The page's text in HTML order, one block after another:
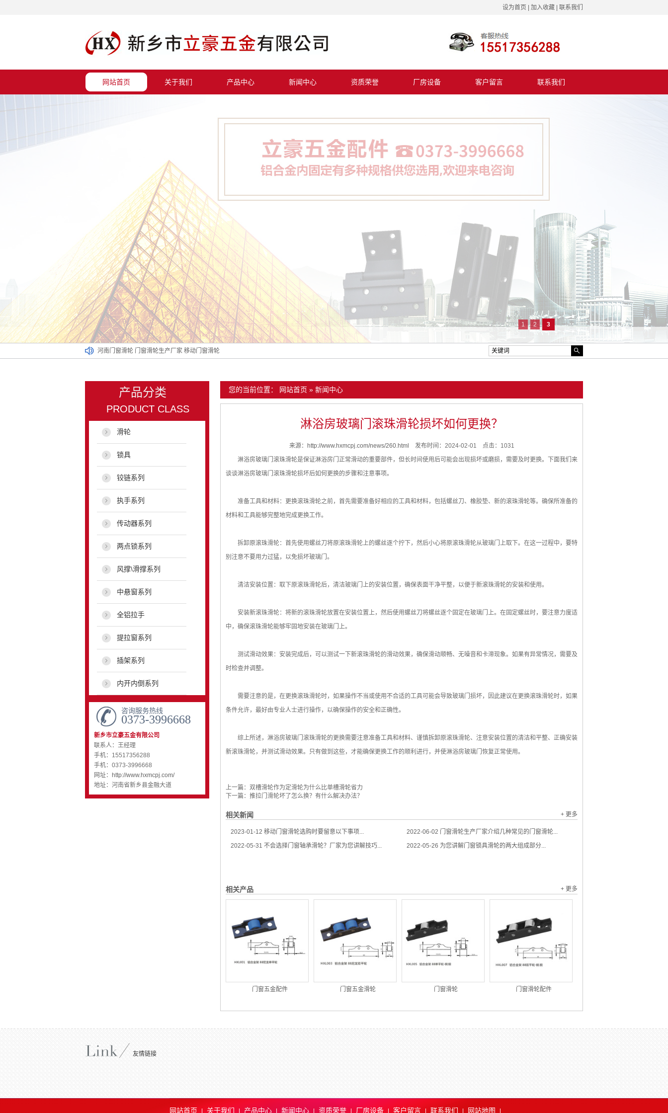
设为首页 加入收藏 联系我们
网站首页 关于我们 产品中心 新闻中心 资质荣誉 厂房设备 客户留言 联系我们
1 2 3
河南门窗滑轮 门窗滑轮生产厂家 移动门窗滑轮
您的当前位置： 网站首页 » 新闻中心
淋浴房玻璃门滚珠滑轮损坏如何更换？
来源： http://www.hxmcpj.com/news/260.html 发布时间：2024-02-01
点击：1031
淋浴房玻璃门滚珠滑轮是保证淋浴房门正常滑动的重要部件，但长时间使用后可能会出现损坏或磨损，需要及时更换。下面我们来
谈谈淋浴房玻璃门滚珠滑轮损坏后如何更换的步骤和注意事项。
准备工具和材料：更换滚珠滑轮之前，首先需要准备好相应的工具和材料，包括螺丝刀、橡胶垫、新的滚珠滑轮等。确保所准备的
材料和工具能够完整地完成更换工作。
拆卸原滚珠滑轮：首先使用螺丝刀将原滚珠滑轮上的螺丝逐个拧下，然后小心将原滚珠滑轮从玻璃门上取下。在这一过程中，要特
别注意不要用力过猛，以免损坏玻璃门。
清洁安装位置：取下原滚珠滑轮后，清洁玻璃门上的安装位置，确保表面干净平整，以便于新滚珠滑轮的安装和使用。
安装新滚珠滑轮：将新的滚珠滑轮放置在安装位置上，然后使用螺丝刀将螺丝逐个固定在玻璃门上。在固定螺丝时，要注意力度适
中，确保滚珠滑轮能够牢固地安装在玻璃门上。
测试滑动效果：安装完成后，可以测试一下新滚珠滑轮的滑动效果，确保滑动顺畅、无噪音和卡滞现象。如果有异常情况，需要及
时检查并调整。
需要注意的是，在更换滚珠滑轮时，如果操作不当或使用不合适的工具可能会导致玻璃门损坏，因此建议在更换滚珠滑轮时，如果
条件允许，最好由专业人士进行操作，以确保操作的安全和正确性。
综上所述，淋浴房玻璃门滚珠滑轮的更换需要注意准备工具和材料、谨慎拆卸原滚珠滑轮、注意安装位置的清洁和平整、正确安装
新滚珠滑轮，并测试滑动效果。只有做到这些，才能确保更换工作的顺利进行，并使淋浴房玻璃门恢复正常使用。
上一篇： 双槽滑轮作为定滑轮为什么比单槽滑轮省力
下一篇： 推拉门滑轮坏了怎么换？有什么解决办法？
相关新闻 + 更多
2023-01-12 移动门窗滑轮选购时要留意以下事项... 2022-06-02 门窗滑轮生产厂家介绍几种常见的门窗滑轮...
2022-05-31 不会选择门窗轴承滑轮？厂家为您讲解技巧... 2022-05-26 为您讲解门窗锁具滑轮的两大组成部分...
相关产品 + 更多
门窗五金配件 门窗五金滑轮 门窗滑轮 门窗滑轮配件
产品分类
PRODUCT CLASS
滑轮
锁具
铰链系列
执手系列
传动器系列
两点锁系列
风撑\滑撑系列
中悬窗系列
全铝拉手
提拉窗系列
插架系列
内开内倒系列
咨询服务热线
0373-3996668
新乡市立豪五金有限公司
联系人：王经理
手机：15517356288
手机：0373-3996668
网址：
http://www.hxmcpj.com/
地址：河南省新乡县金融大道
友情链接
网站首页 关于我们 产品中心 新闻中心 资质荣誉 厂房设备 客户留言 联系我们 | 网站地图